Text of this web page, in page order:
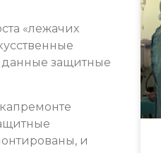
«лежачих
данные защитные
и